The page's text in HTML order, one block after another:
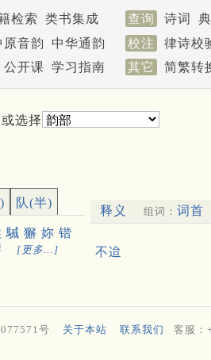
检索 类书集成 查询 诗词
原音韵 中华通韵 校注 律诗校
公开课 学习指南 其它 简繁转
选择
队(半)
駴 獬 妳 锴
[更多…]
释义 组词： 词首
不迨
号 关于本站 联系我们 客服：